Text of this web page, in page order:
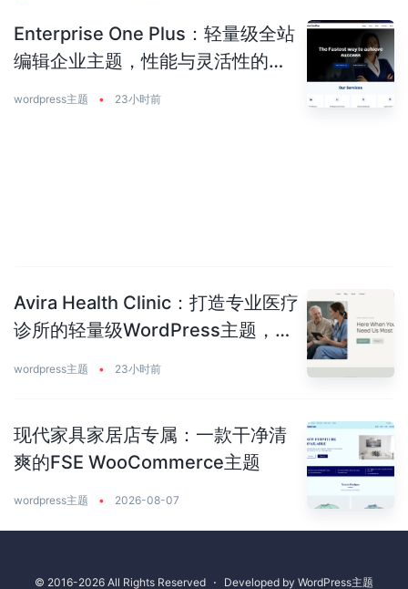
Enterprise One Plus：轻量级全站
编辑企业主题，性能与灵活性的完
wordpress主题 • 23小时前
Avira Health Clinic：打造专业医疗
诊所的轻量级WordPress主题，让
wordpress主题 • 23小时前
现代家具家居店专属：一款干净清
爽的FSE WooCommerce主题
wordpress主题 • 2026-08-07
© 2016-2026 All Rights Reserved ⋅ Developed by WordPress主题